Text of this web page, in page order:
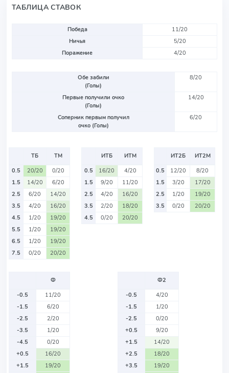
ТАБЛИЦА СТАВОК
Победа
11/20
Ничья
5/20
Поражение
4/20
Обе забили
(Голы)
8/20
Первые получили очко
(Голы)
14/20
Соперник первым получил
очко (Голы)
6/20
ТБ
ТМ
0.5
20/20
0/20
1.5
14/20
6/20
2.5
6/20
14/20
3.5
4/20
16/20
4.5
1/20
19/20
5.5
1/20
19/20
6.5
1/20
19/20
7.5
0/20 20/20
ИТБ
ИТМ
0.5
16/20
4/20
1.5
9/20
11/20
2.5
4/20
16/20
3.5
2/20
18/20
4.5
0/20 20/20
ИТ2Б
ИТ2М
0.5
12/20
8/20
1.5
3/20
17/20
2.5
1/20
19/20
3.5
0/20 20/20
Ф
-0.5
11/20
-1.5
6/20
-2.5
2/20
-3.5
1/20
-4.5
0/20
+0.5
16/20
+1.5
19/20
Ф2
-0.5
4/20
-1.5
1/20
-2.5
0/20
+0.5
9/20
+1.5
14/20
+2.5
18/20
+3.5
19/20